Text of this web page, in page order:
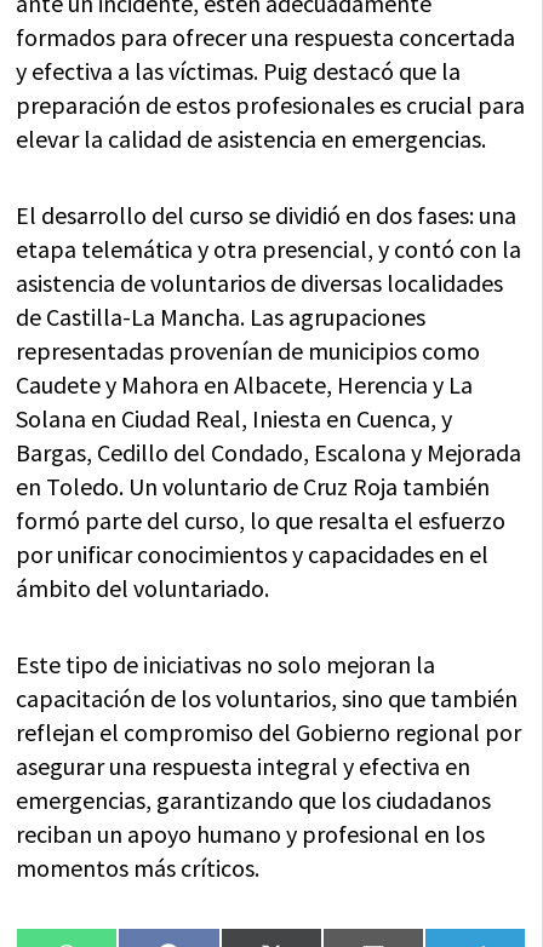
formados para ofrecer una respuesta concertada
y efectiva a las víctimas. Puig destacó que la
preparación de estos profesionales es crucial para
elevar la calidad de asistencia en emergencias.
El desarrollo del curso se dividió en dos fases: una
etapa telemática y otra presencial, y contó con la
asistencia de voluntarios de diversas localidades
de Castilla-La Mancha. Las agrupaciones
representadas provenían de municipios como
Caudete y Mahora en Albacete, Herencia y La
Solana en Ciudad Real, Iniesta en Cuenca, y
Bargas, Cedillo del Condado, Escalona y Mejorada
en Toledo. Un voluntario de Cruz Roja también
formó parte del curso, lo que resalta el esfuerzo
por unificar conocimientos y capacidades en el
ámbito del voluntariado.
Este tipo de iniciativas no solo mejoran la
capacitación de los voluntarios, sino que también
reflejan el compromiso del Gobierno regional por
asegurar una respuesta integral y efectiva en
emergencias, garantizando que los ciudadanos
reciban un apoyo humano y profesional en los
momentos más críticos.